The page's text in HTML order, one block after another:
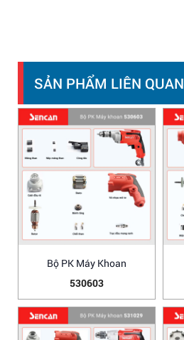
SẢN PHẨM LIÊN QUAN
Bộ PK Máy Khoan
530603